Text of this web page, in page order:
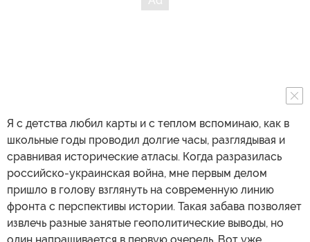
Я с детства любил карты и с теплом вспоминаю, как в
школьные годы проводил долгие часы, разглядывая и
сравнивая исторические атласы. Когда разразилась
российско-украинская война, мне первым делом
пришло в голову взглянуть на современную линию
фронта с перспективы истории. Такая забава позволяет
извлечь разные занятые геополитические выводы, но